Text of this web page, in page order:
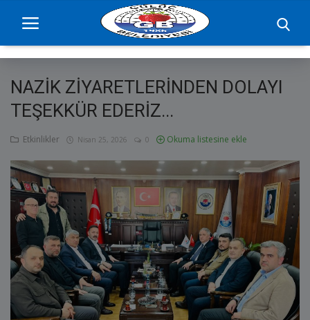
Başkan
Yönetim
Hizmetler
Duyurular
Etkinlikler
E-Belediye
NAZİK ZİYARETLERİNDEN DOLAYI
TEŞEKKÜR EDERİZ...
Etkinlikler Nisan 25, 2026 0 Okuma listesine ekle